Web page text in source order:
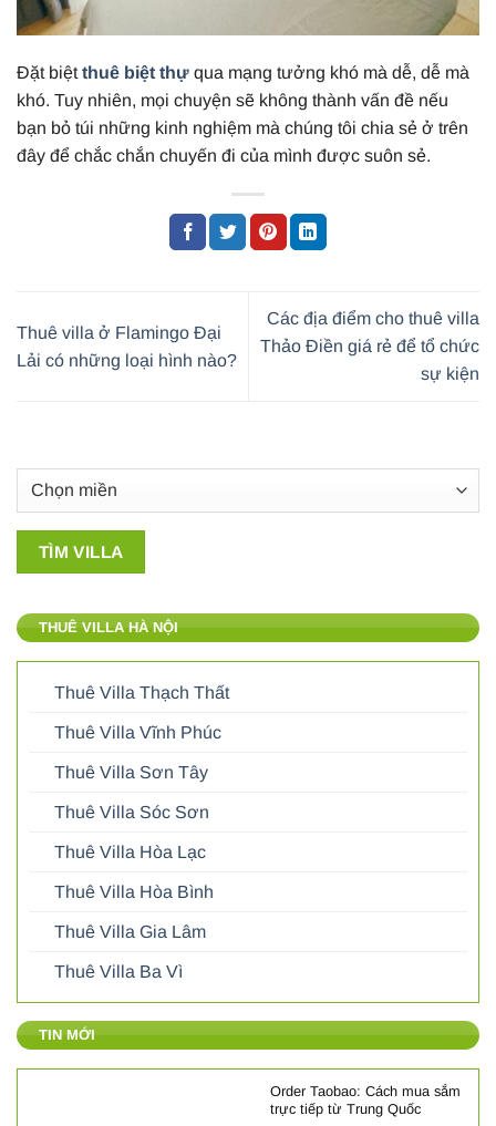
Đặt biệtthuê biệt thự qua mạng tưởng khó mà dễ, dễ mà
khó. Tuy nhiên, mọi chuyện sẽ không thành vấn đề nếu
bạn bỏ túi những kinh nghiệm mà chúng tôi chia sẻ ở trên
đây để chắc chắn chuyến đi của mình được suôn sẻ.
Thuê villa ở Flamingo Đại
Lải có những loại hình nào?
Các địa điểm cho thuê villa
Thảo Điền giá rẻ để tổ chức
sự kiện
THUÊ VILLA HÀ NỘI
Thuê Villa Thạch Thất
Thuê Villa Vĩnh Phúc
Thuê Villa Sơn Tây
Thuê Villa Sóc Sơn
Thuê Villa Hòa Lạc
Thuê Villa Hòa Bình
Thuê Villa Gia Lâm
Thuê Villa Ba Vì
TIN MỚI
Order Taobao: Cách mua sắm
trực tiếp từ Trung Quốc